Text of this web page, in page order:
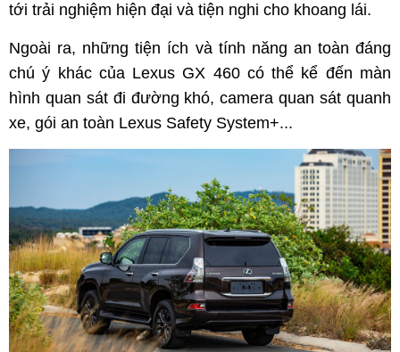
tới trải nghiệm hiện đại và tiện nghi cho khoang lái.
Ngoài ra, những tiện ích và tính năng an toàn đáng
chú ý khác của Lexus GX 460 có thể kể đến màn
hình quan sát đi đường khó, camera quan sát quanh
xe, gói an toàn Lexus Safety System+...